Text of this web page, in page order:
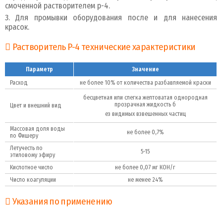
смоченной растворителем р-4.
3. Для промывки оборудования после и для нанесения
красок.
Растворитель Р-4 технические характеристики
Параметр
Значение
Расход
не более 10% от количества разбавляемой краски
Цвет и внешний вид
бесцветная или слегка желтоватая однородная
прозрачная жидкость б
ез видимых взвешенных частиц
Массовая доля воды
по Фишеру
не более 0,7%
Летучесть по
этиловому эфиру
5-15
Кислотное число
не более 0,07 мг КОН/г
Число коагуляции
не менее 24%
Указания по применению